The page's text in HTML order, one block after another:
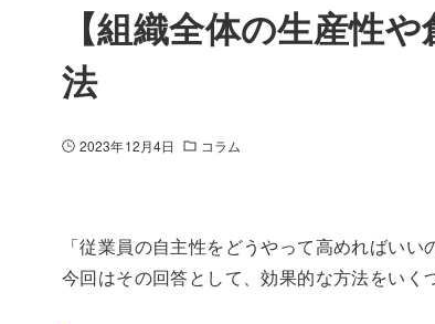
【組織全体の生産性
法
2023年12月4日 コラム
「従業員の自主性をどうやって高めればい
今回はその回答として、効果的な方法をいく